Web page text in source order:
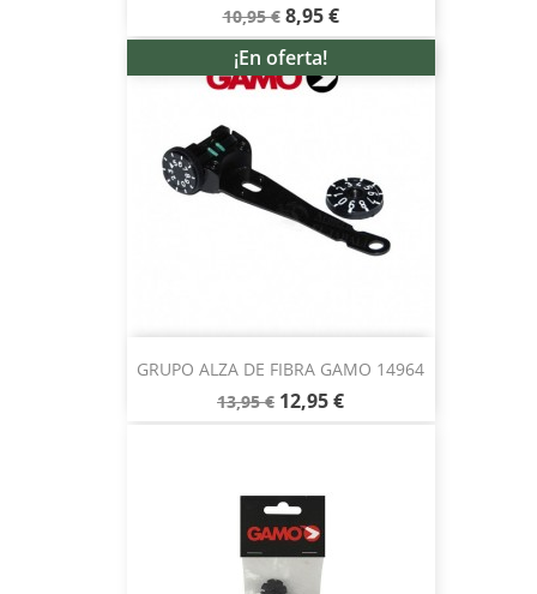
10,95 € 8,95 €
GRUPO ALZA DE FIBRA GAMO 14964
13,95 € 12,95 €
¡En oferta!